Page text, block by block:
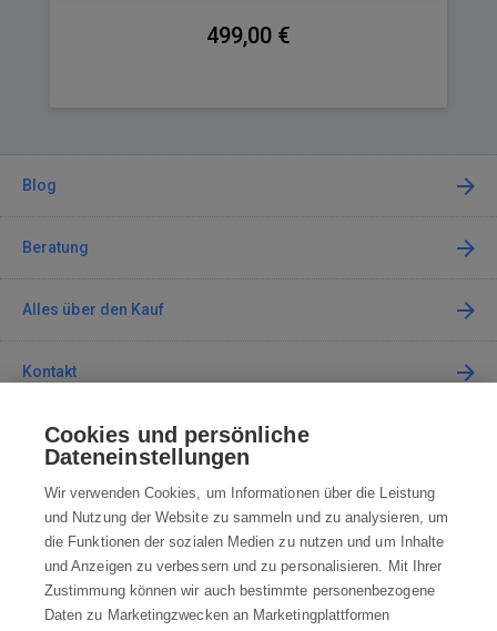
499,00 €
Blog
Beratung
Alles über den Kauf
Kontakt
Kontaktieren Sie uns
info@robotworld.at
+49 25 197 159 962 Mo-Fr 8:00—16:00 Uhr
ALLE KONTAKTE
Cookies und persönliche
Dateneinstellungen
Wir verwenden Cookies, um Informationen über die Leistung
und Nutzung der Website zu sammeln und zu analysieren, um
die Funktionen der sozialen Medien zu nutzen und um Inhalte
und Anzeigen zu verbessern und zu personalisieren. Mit Ihrer
Zustimmung können wir auch bestimmte personenbezogene
Daten zu Marketingzwecken an Marketingplattformen